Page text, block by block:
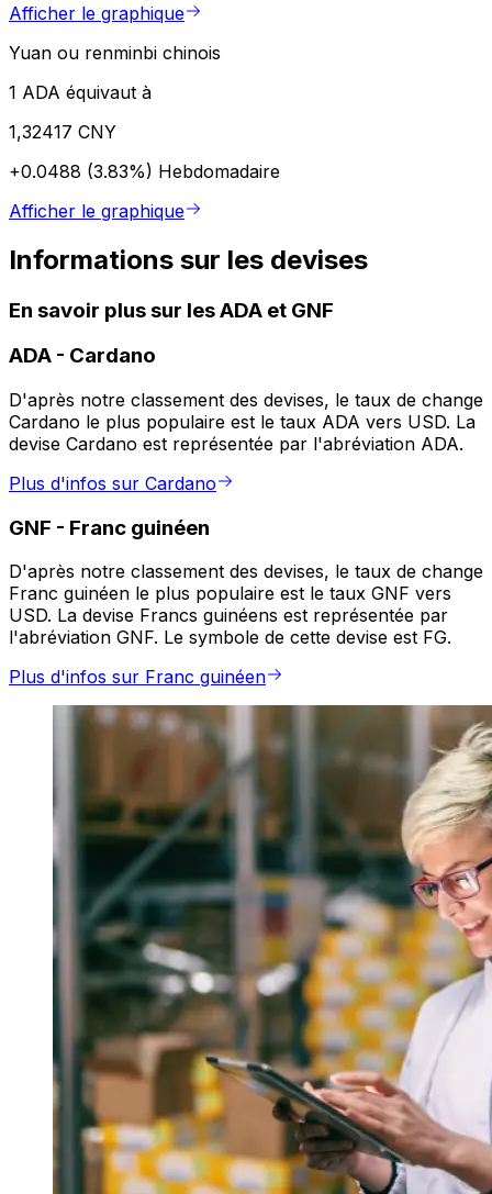
Afficher le graphique
Yuan ou renminbi chinois
1 ADA équivaut à
1,32417 CNY
+0.0488 (3.83%) Hebdomadaire
Afficher le graphique
Informations sur les devises
En savoir plus sur les ADA et GNF
ADA - Cardano
D'après notre classement des devises, le taux de change
Cardano le plus populaire est le taux ADA vers USD. La
devise Cardano est représentée par l'abréviation ADA.
Plus d'infos sur Cardano
GNF - Franc guinéen
D'après notre classement des devises, le taux de change
Franc guinéen le plus populaire est le taux GNF vers
USD. La devise Francs guinéens est représentée par
l'abréviation GNF. Le symbole de cette devise est FG.
Plus d'infos sur Franc guinéen